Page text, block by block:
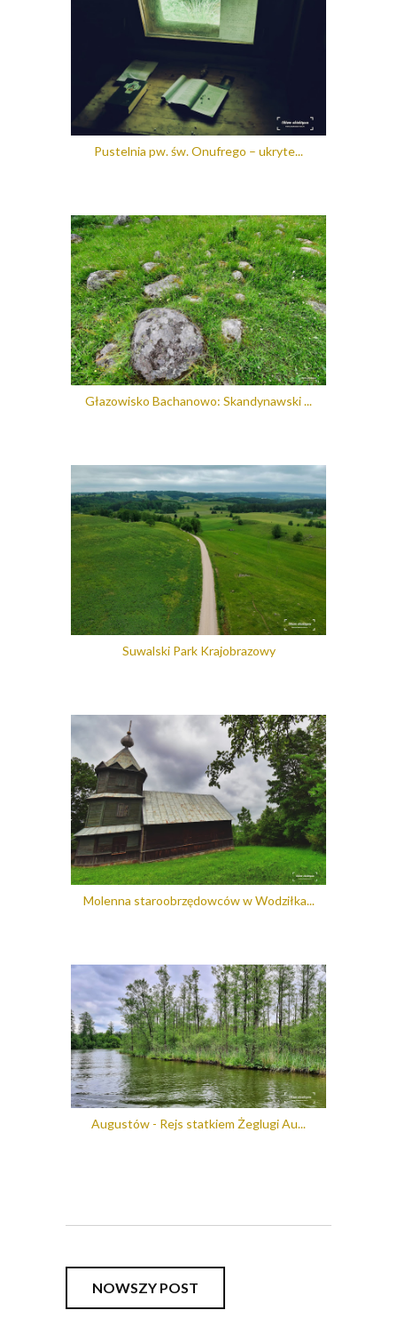
Pustelnia pw. św. Onufrego – ukryte...
Głazowisko Bachanowo: Skandynawski ...
Suwalski Park Krajobrazowy
Molenna staroobrzędowców w Wodziłka...
Augustów - Rejs statkiem Żeglugi Au...
NOWSZY POST